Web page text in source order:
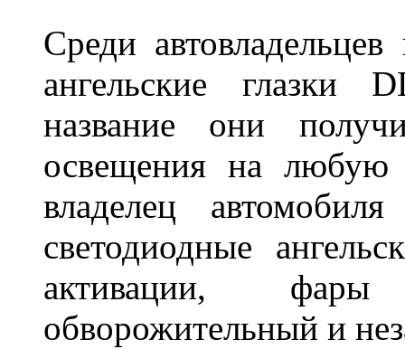
Среди
ангельские глазки
название они
освещения на любую
владелец
светодиодные
активации, фары
обворожительный и